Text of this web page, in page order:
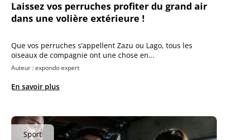
Laissez vos perruches profiter du grand air
dans une volière extérieure !
Que vos perruches s’appellent Zazu ou Lago, tous les
oiseaux de compagnie ont une chose en…
Auteur : expondo expert
En savoir plus
Sport